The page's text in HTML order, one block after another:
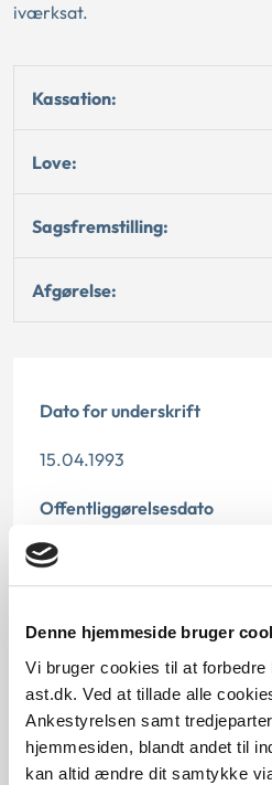
Denne hjemmeside bruger
Vi bruger cookies til at forbedre
ast.dk. Ved at tillade alle
Ankestyrelsen samt
hjemmesiden, blandt andet til
kan altid ændre dit samtykke
iværksat.
Kassation:
Love:
Sagsfremstilling:
Afgørelse:
Dato for underskrift
15.04.1993
Offentliggørelsesdato
12.07.2013
Journalnummer
272567-92